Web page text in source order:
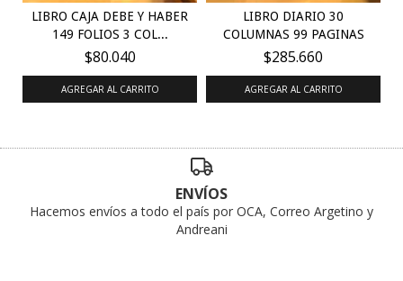
LIBRO CAJA DEBE Y HABER
149 FOLIOS 3 COL...
$80.040
AGREGAR AL CARRITO
LIBRO DIARIO 30
COLUMNAS 99 PAGINAS
$285.660
AGREGAR AL CARRITO
ENVÍOS
Hacemos envíos a todo el país por OCA, Correo Argetino y
Andreani